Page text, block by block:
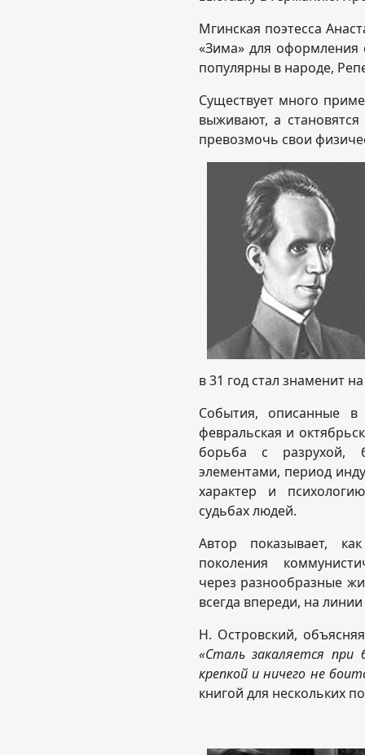
Мгинская поэтесса
«Зима» для оформления
популярны в народе,
Существует много
выживают, а
превозмочь свои
в 31 год стал знаменит
События, описанные
февральская и
борьба с разрухой,
элементами, период
характер и
судьбах людей.
Автор показывает,
поколения
через разнообразные
всегда впереди, на линии
Н. Островский,
«Сталь закаляется
крепкой и ничего не
книгой для нескольких